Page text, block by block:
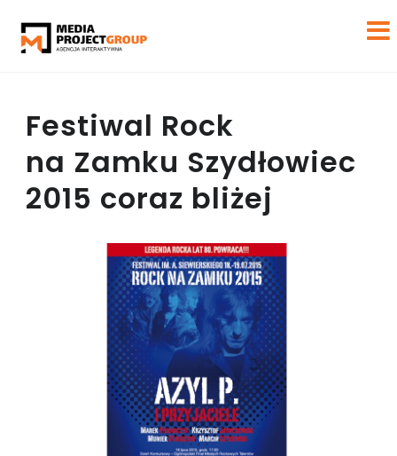
Festiwal Rock
na Zamku Szydłowiec
2015 coraz bliżej